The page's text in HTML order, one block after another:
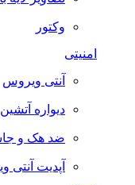
وکتور
امنیتی
آنتی ویروس
دیواره آتشین
ضد هک و
آپدیت آنتی